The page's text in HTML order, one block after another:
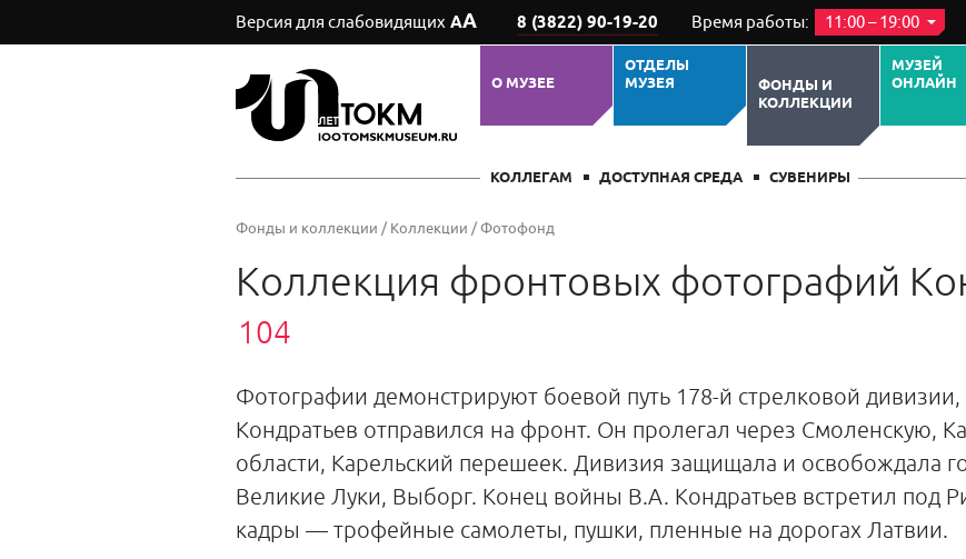
Версия для слабовидящих АА 8 (3822) 90-19-20 Время работы: 11:00 – 19:00
О МУЗЕЕ
ОТДЕЛЫ
МУЗЕЯ
ФОНДЫ И
КОЛЛЕКЦИИ
МУЗЕЙ
ОНЛАЙН
КОЛЛЕГАМ ДОСТУПНАЯ СРЕДА СУВЕНИРЫ
Фонды и коллекции / Коллекции /Фотофонд
Коллекция фронтовых фотографий
104
Фотографии демонстрируют боевой путь 178-й стрелковой дивизии,
Кондратьев отправился на фронт. Он пролегал через Смоленскую,
области, Карельский перешеек. Дивизия защищала и освобождала
Великие Луки, Выборг. Конец войны В.А. Кондратьев встретил под
кадры — трофейные самолеты, пушки, пленные на дорогах Латвии.